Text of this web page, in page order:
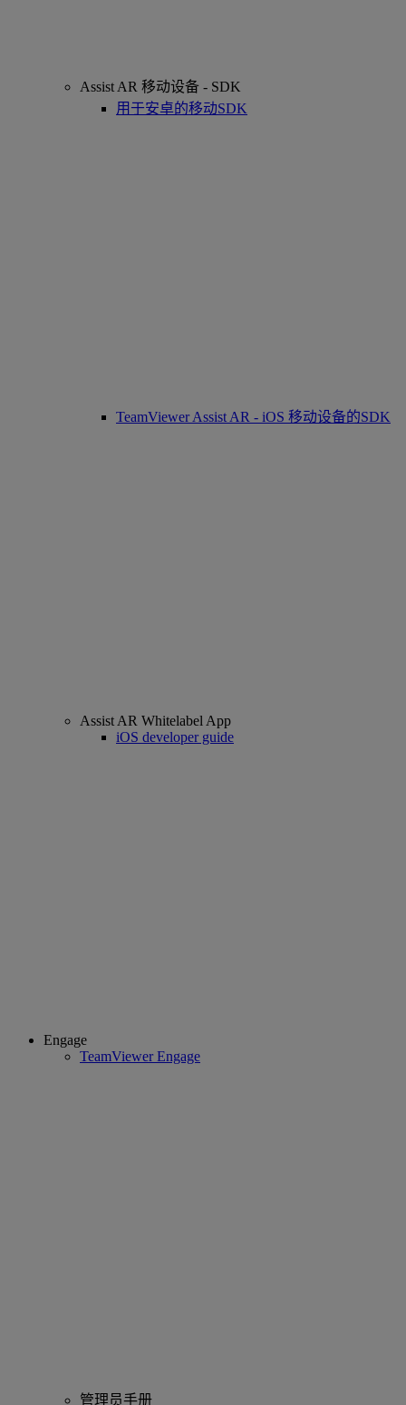
Assist AR 移动设备 - SDK
用于安卓的移动SDK
TeamViewer Assist AR - iOS 移动设备的SDK
Assist AR Whitelabel App
iOS developer guide
Engage
TeamViewer Engage
管理员手册